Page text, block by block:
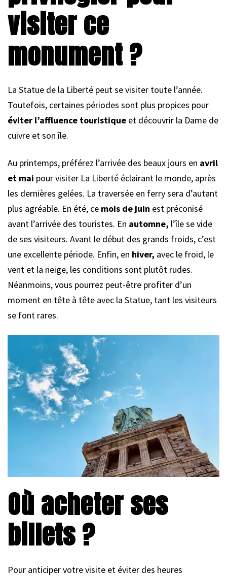
visiter ce
monument ?
La Statue de la Liberté peut se visiter toute l’année.
Toutefois, certaines périodes sont plus propices pour
éviter l’affluence touristique et découvrir la Dame de
cuivre et son île.
Au printemps, préférez l’arrivée des beaux jours en avril
et mai pour visiter La Liberté éclairant le monde, après
les dernières gelées. La traversée en ferry sera d’autant
plus agréable. En été, ce mois de juin est préconisé
avant l’arrivée des touristes. En automne, l’île se vide
de ses visiteurs. Avant le début des grands froids, c’est
une excellente période. Enfin, en hiver, avec le froid, le
vent et la neige, les conditions sont plutôt rudes.
Néanmoins, vous pourrez peut-être profiter d’un
moment en tête à tête avec la Statue, tant les visiteurs
se font rares.
Où acheter ses
billets ?
Pour anticiper votre visite et éviter des heures